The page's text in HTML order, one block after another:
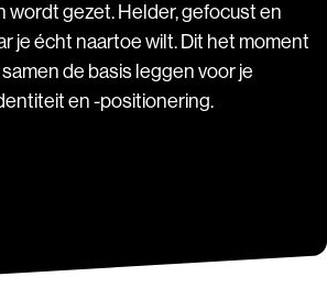
wordt gezet. Helder, gefocust en
je écht naartoe wilt. Dit het moment
de basis leggen voor je
en -positionering.